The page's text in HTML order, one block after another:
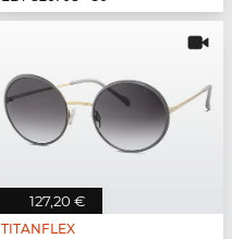
127,20 €
TITANFLEX